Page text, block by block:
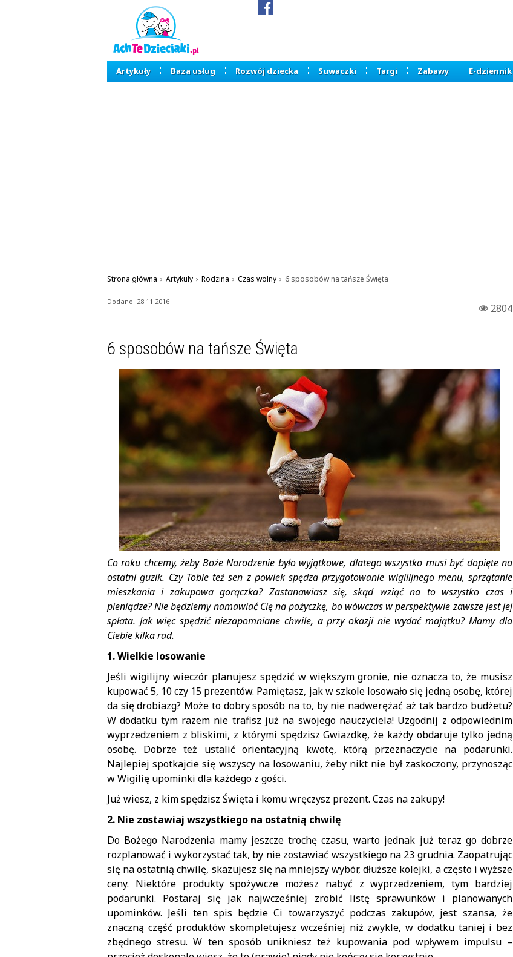
Artykuły Baza usług Rozwój dziecka Suwaczki Targi Zabawy E-dziennik
Strona główna › Artykuły › Rodzina › Czas wolny › 6 sposobów na tańsze Święta
2804
Dodano: 28.11.2016
6 sposobów na tańsze Święta
Co roku chcemy, żeby Boże Narodzenie było wyjątkowe, dlatego wszystko musi być dopięte na
ostatni guzik. Czy Tobie też sen z powiek spędza przygotowanie wigilijnego menu, sprzątanie
mieszkania i zakupowa gorączka? Zastanawiasz się, skąd wziąć na to wszystko czas i
pieniądze? Nie będziemy namawiać Cię na pożyczkę, bo wówczas w perspektywie zawsze jest jej
spłata. Jak więc spędzić niezapomniane chwile, a przy okazji nie wydać majątku? Mamy dla
Ciebie kilka rad.
1. Wielkie losowanie
Jeśli wigilijny wieczór planujesz spędzić w większym gronie, nie oznacza to, że musisz
kupować 5, 10 czy 15 prezentów. Pamiętasz, jak w szkole losowało się jedną osobę, której
da się drobiazg? Może to dobry sposób na to, by nie nadwerężać aż tak bardzo budżetu?
W dodatku tym razem nie trafisz już na swojego nauczyciela! Uzgodnij z odpowiednim
wyprzedzeniem z bliskimi, z którymi spędzisz Gwiazdkę, że każdy obdaruje tylko jedną
osobę. Dobrze też ustalić orientacyjną kwotę, którą przeznaczycie na podarunki.
Najlepiej spotkajcie się wszyscy na losowaniu, żeby nikt nie był zaskoczony, przynosząc
w Wigilię upominki dla każdego z gości.
Już wiesz, z kim spędzisz Święta i komu wręczysz prezent. Czas na zakupy!
2. Nie zostawiaj wszystkiego na ostatnią chwilę
Do Bożego Narodzenia mamy jeszcze trochę czasu, warto jednak już teraz go dobrze
rozplanować i wykorzystać tak, by nie zostawiać wszystkiego na 23 grudnia. Zaopatrując
się na ostatnią chwilę, skazujesz się na mniejszy wybór, dłuższe kolejki, a często i wyższe
ceny. Niektóre produkty spożywcze możesz nabyć z wyprzedzeniem, tym bardziej
podarunki. Postaraj się jak najwcześniej zrobić listę sprawunków i planowanych
upominków. Jeśli ten spis będzie Ci towarzyszyć podczas zakupów, jest szansa, że
znaczną część produktów skompletujesz wcześniej niż zwykle, w dodatku taniej i bez
zbędnego stresu. W ten sposób unikniesz też kupowania pod wpływem impulsu –